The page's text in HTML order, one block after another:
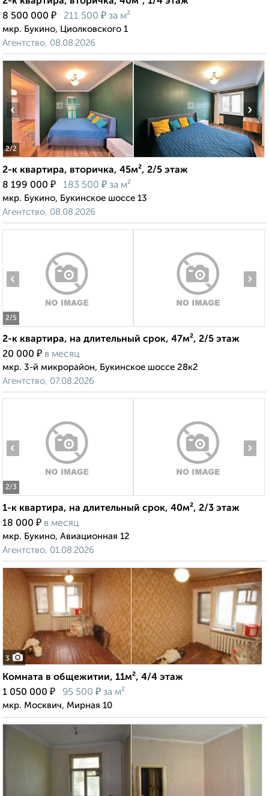
8 500 000 ₽ 211 500 ₽ за м²
мкр. Букино, Циолковского 1
Агентство, 08.08.2026
2/2
‹ ›
2-к квартира, вторичка, 45м², 2/5 этаж
8 199 000 ₽ 183 500 ₽ за м²
мкр. Букино, Букинское шоссе 13
Агентство, 08.08.2026
2/5
‹ ›
2-к квартира, на длительный срок, 47м², 2/5 этаж
20 000 ₽ в месяц
мкр. 3-й микрорайон, Букинское шоссе 28к2
Агентство, 07.08.2026
2/3
‹ ›
1-к квартира, на длительный срок, 40м², 2/3 этаж
18 000 ₽ в месяц
мкр. Букино, Авиационная 12
Агентство, 01.08.2026
3
Комната в общежитии, 11м², 4/4 этаж
1 050 000 ₽ 95 500 ₽ за м²
мкр. Москвич, Мирная 10